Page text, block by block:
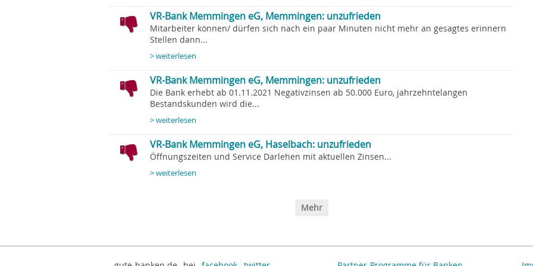
VR-Bank Memmingen eG, Memmingen: unzufrieden
Mitarbeiter können/ dürfen sich nach ein paar Minuten nicht mehr an gesagtes erinnern
Stellen dann...
> weiterlesen
VR-Bank Memmingen eG, Memmingen: unzufrieden
Die Bank erhebt ab 01.11.2021 Negativzinsen ab 50.000 Euro, jahrzehntelangen
Bestandskunden wird die...
> weiterlesen
VR-Bank Memmingen eG, Haselbach: unzufrieden
Öffnungszeiten und Service Darlehen mit aktuellen Zinsen...
> weiterlesen
Mehr